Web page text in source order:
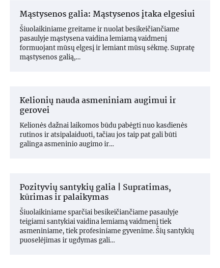
Mąstysenos galia: Mąstysenos įtaka elgesiui
Šiuolaikiniame greitame ir nuolat besikeičiančiame
pasaulyje mąstysena vaidina lemiamą vaidmenį
formuojant mūsų elgesį ir lemiant mūsų sėkmę. Supratę
mąstysenos galią,…
Kelionių nauda asmeniniam augimui ir
gerovei
Kelionės dažnai laikomos būdu pabėgti nuo kasdienės
rutinos ir atsipalaiduoti, tačiau jos taip pat gali būti
galinga asmeninio augimo ir…
Pozityvių santykių galia | Supratimas,
kūrimas ir palaikymas
Šiuolaikiniame sparčiai besikeičiančiame pasaulyje
teigiami santykiai vaidina lemiamą vaidmenį tiek
asmeniniame, tiek profesiniame gyvenime. Šių santykių
puoselėjimas ir ugdymas gali…